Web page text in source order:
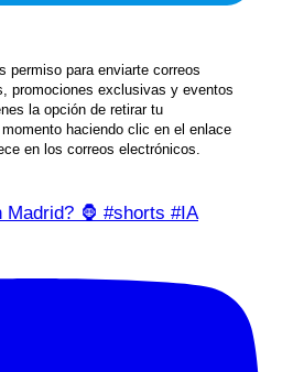
permiso para enviarte correos
promociones exclusivas y eventos
la opción de retirar tu
haciendo clic en el enlace
en los correos electrónicos.
🦍 #shorts #IA